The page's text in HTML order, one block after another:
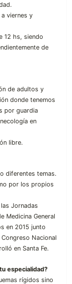
viernes y
12 hs, siendo
de
de adultos y
donde tenemos
por guardia
en
libre.
diferentes temas.
por los propios
Jornadas
Medicina General
en 2015 junto
Nacional
en Santa Fe.
especialidad?
rígidos sino